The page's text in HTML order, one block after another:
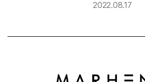
2022.08.17